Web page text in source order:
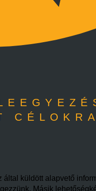
küldött alapvető
Másik